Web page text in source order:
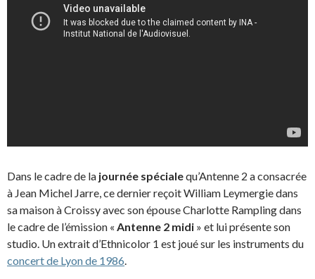
Dans le cadre de la journée spécialequ’Antenne 2 a consacrée
à Jean Michel Jarre, ce dernier reçoit William Leymergie dans
sa maison à Croissy avec son épouse Charlotte Rampling dans
le cadre de l’émission « Antenne 2 midi » et lui présente son
studio. Un extrait d’Ethnicolor 1 est joué sur les instruments du
concert de Lyon de 1986.